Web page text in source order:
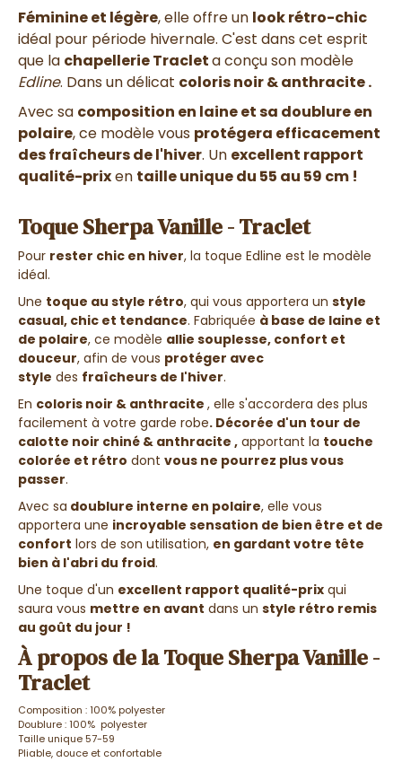
Féminine et légère, elle offre un look rétro-chic
idéal pour période hivernale. C'est dans cet esprit
que la chapellerie Tracleta conçu son modèle
Edline. Dans un délicat coloris noir & anthracite .
Avec sa composition en laine et sa doublure en
polaire, ce modèle vous protégera efficacement
des fraîcheurs de l'hiver. Un excellent rapport
qualité-prixen taille unique du 55 au 59 cm !
Toque Sherpa Vanille - Traclet
Pour rester chic en hiver, la toque Edline est le modèle
idéal.
Une toque au style rétro, qui vous apportera un style
casual, chic et tendance. Fabriquée à base de laine et
de polaire, ce modèle allie souplesse, confort et
douceur, afin de vous protéger avec
style des fraîcheurs de l'hiver.
En coloris noir & anthracite , elle s'accordera des plus
facilement à votre garde robe. Décorée d'un tour de
calotte noir chiné & anthracite , apportant la touche
colorée et rétro dont vous ne pourrez plus vous
passer.
Avec sa doublure interne en polaire, elle vous
apportera une incroyable sensation de bien être et de
confort lors de son utilisation, en gardant votre tête
bien à l'abri du froid.
Une toque d'un excellent rapport qualité-prix qui
saura vous mettre en avant dans un style rétro remis
au goût du jour !
À propos de la Toque Sherpa Vanille -
Traclet
Composition : 100% polyester
Doublure : 100% polyester
Taille unique 57-59
Pliable, douce et confortable